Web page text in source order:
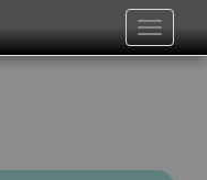
Toggle